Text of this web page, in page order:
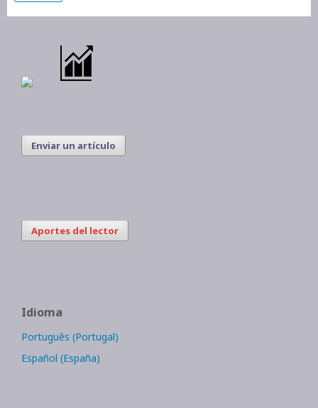
Enviar un artículo
Aportes del lector
Idioma
Português (Portugal)
Español (España)